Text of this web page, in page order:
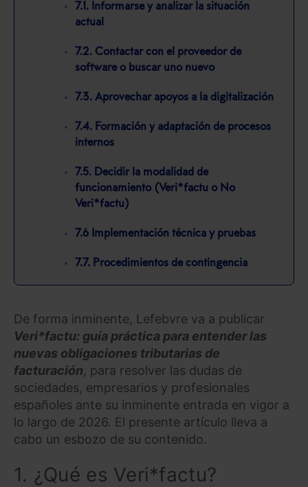
7.1. Informarse y analizar la situación
actual
7.2. Contactar con el proveedor de
software o buscar uno nuevo
7.3. Aprovechar apoyos a la digitalización
7.4. Formación y adaptación de procesos
internos
7.5. Decidir la modalidad de
funcionamiento (Veri*factu o No
Veri*factu)
7.6 Implementación técnica y pruebas
7.7. Procedimientos de contingencia
De forma inminente, Lefebvre va a publicar
Veri*factu: guía práctica para entender las
nuevas obligaciones tributarias de
facturación, para resolver las dudas de
sociedades, empresarios y profesionales
españoles ante su inminente entrada en vigor a
lo largo de 2026. El presente artículo lleva a
cabo un esbozo de su contenido.
1. ¿Qué es Veri*factu?